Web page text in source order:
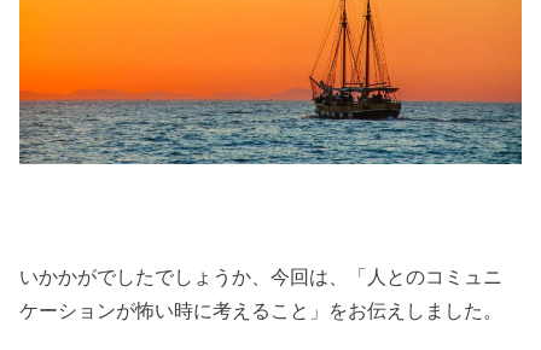
いかかがでしたでしょうか、今回は、「人とのコミュニ
ケーションが怖い時に考えること」をお伝えしました。